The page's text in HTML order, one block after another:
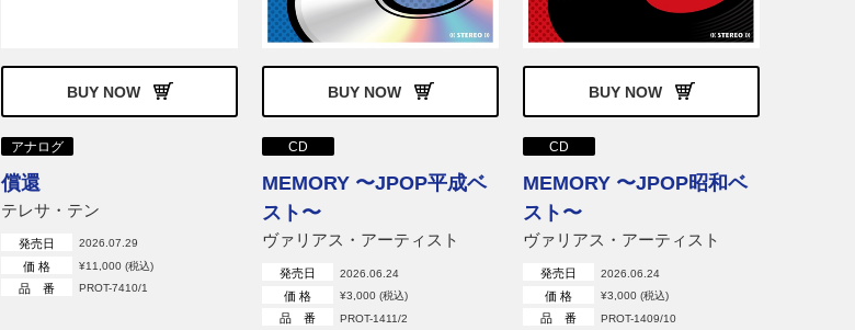
BUY NOW
アナログ
償還
テレサ・テン
発売日 2026.07.29
価 格 ¥11,000 (税込)
品 番 PROT-7410/1
BUY NOW
CD
MEMORY 〜JPOP平成ベ
スト〜
ヴァリアス・アーティスト
発売日 2026.06.24
価 格 ¥3,000 (税込)
品 番 PROT-1411/2
BUY NOW
CD
MEMORY 〜JPOP昭和ベ
スト〜
ヴァリアス・アーティスト
発売日 2026.06.24
価 格 ¥3,000 (税込)
品 番 PROT-1409/10